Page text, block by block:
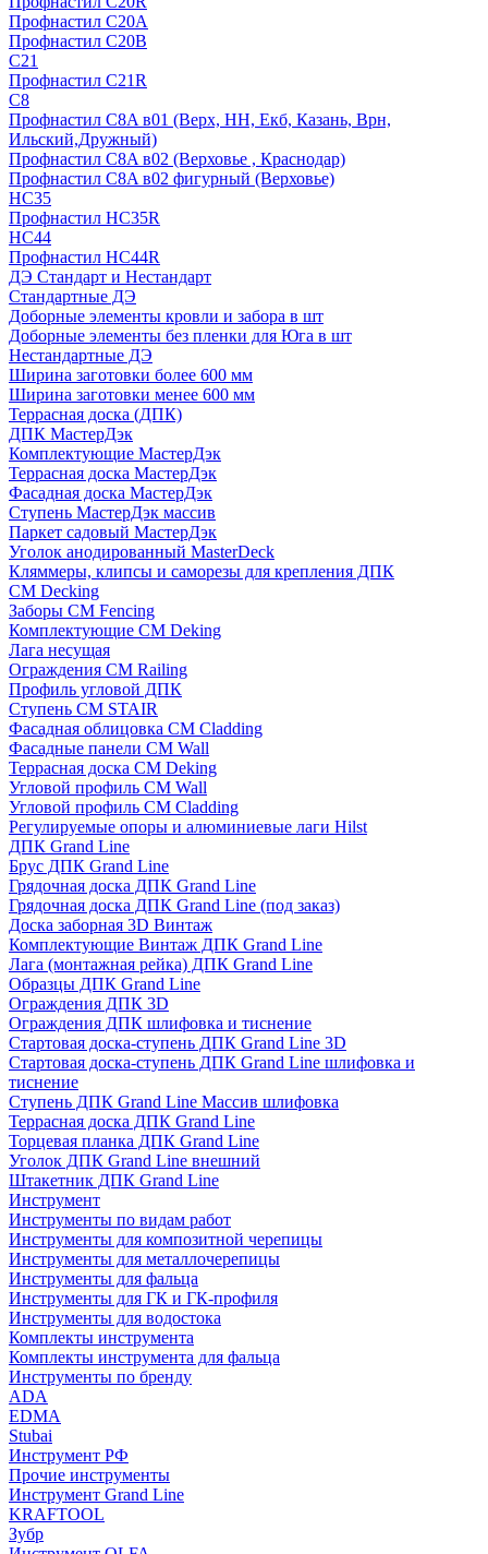
Профнастил С20А
Профнастил С20В
C21
Профнастил С21R
C8
Профнастил С8A в01 (Верх, НН, Екб, Казань, Врн,
Ильский,Дружный)
Профнастил С8A в02 (Верховье , Краснодар)
Профнастил С8A в02 фигурный (Верховье)
HС35
Профнастил HC35R
НС44
Профнастил НС44R
ДЭ Стандарт и Нестандарт
Стандартные ДЭ
Доборные элементы кровли и забора в шт
Доборные элементы без пленки для Юга в шт
Нестандартные ДЭ
Ширина заготовки более 600 мм
Ширина заготовки менее 600 мм
Террасная доска (ДПК)
ДПК МастерДэк
Комплектующие МастерДэк
Террасная доска МастерДэк
Фасадная доска МастерДэк
Ступень МастерДэк массив
Паркет садовый МастерДэк
Уголок анодированный MasterDeck
Кляммеры, клипсы и саморезы для крепления ДПК
CM Decking
Заборы CM Fencing
Комплектующие CM Deking
Лага несущая
Ограждения CM Railing
Профиль угловой ДПК
Ступень CM STAIR
Фасадная облицовка CM Cladding
Фасадные панели CM Wall
Террасная доска CM Deking
Угловой профиль CM Wall
Угловой профиль CM Cladding
Регулируемые опоры и алюминиевые лаги Hilst
ДПК Grand Line
Брус ДПК Grand Line
Грядочная доска ДПК Grand Line
Грядочная доска ДПК Grand Line (под заказ)
Доска заборная 3D Винтаж
Комплектующие Винтаж ДПК Grand Line
Лага (монтажная рейка) ДПК Grand Line
Образцы ДПК Grand Line
Ограждения ДПК 3D
Ограждения ДПК шлифовка и тиснение
Стартовая доска-ступень ДПК Grand Line 3D
Стартовая доска-ступень ДПК Grand Line шлифовка и
тиснение
Ступень ДПК Grand Line Массив шлифовка
Террасная доска ДПК Grand Line
Торцевая планка ДПК Grand Line
Уголок ДПК Grand Line внешний
Штакетник ДПК Grand Line
Инструмент
Инструменты по видам работ
Инструменты для композитной черепицы
Инструменты для металлочерепицы
Инструменты для фальца
Инструменты для ГК и ГК-профиля
Инструменты для водостока
Комплекты инструмента
Комплекты инструмента для фальца
Инструменты по бренду
ADA
EDMA
Stubai
Инструмент РФ
Прочие инструменты
Инструмент Grand Line
KRAFTOOL
Зубр